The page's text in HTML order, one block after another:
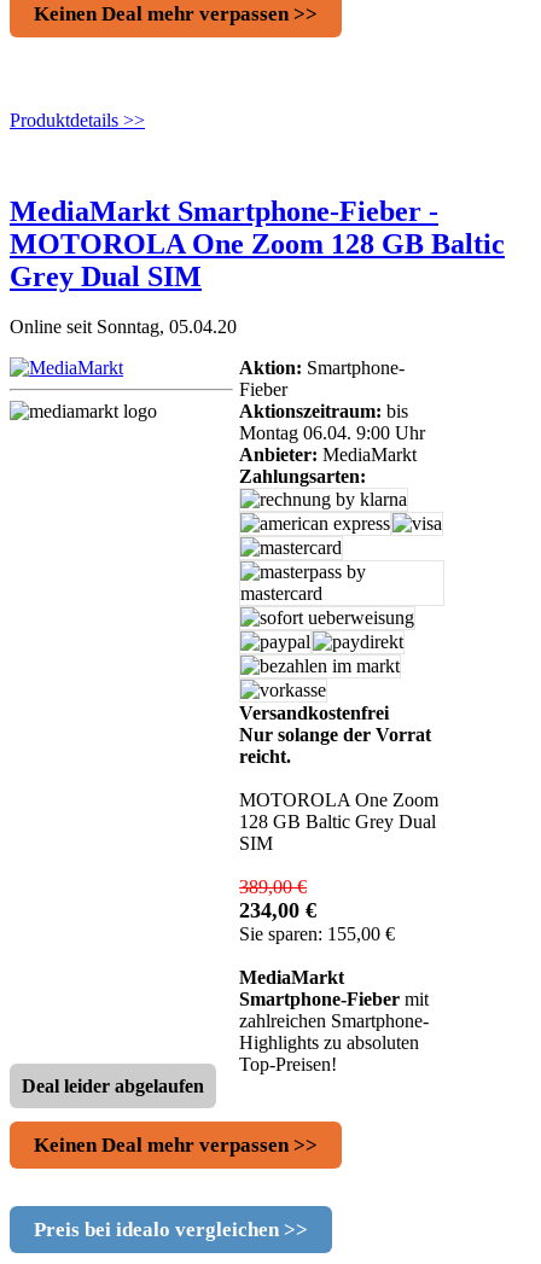
Keinen Deal mehr verpassen >>
Produktdetails >>
MediaMarkt Smartphone-Fieber -
MOTOROLA One Zoom 128 GB Baltic
Grey Dual SIM
Online seit Sonntag, 05.04.20
Aktion: Smartphone-
Fieber
Aktionszeitraum: bis
Montag 06.04. 9:00 Uhr
Anbieter: MediaMarkt
Zahlungsarten:
Versandkostenfrei
Nur solange der Vorrat
reicht.
MOTOROLA One Zoom
128 GB Baltic Grey Dual
SIM
389,00 €
234,00 €
Sie sparen: 155,00 €
MediaMarkt
Smartphone-Fieber mit
zahlreichen Smartphone-
Highlights zu absoluten
Top-Preisen!
Deal leider abgelaufen
Keinen Deal mehr verpassen >>
Preis bei idealo vergleichen >>